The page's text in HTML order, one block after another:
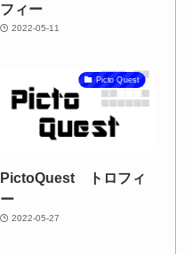
フィー
2022-05-11
Picto Quest
PictoQuest トロフィ
ー
2022-05-27